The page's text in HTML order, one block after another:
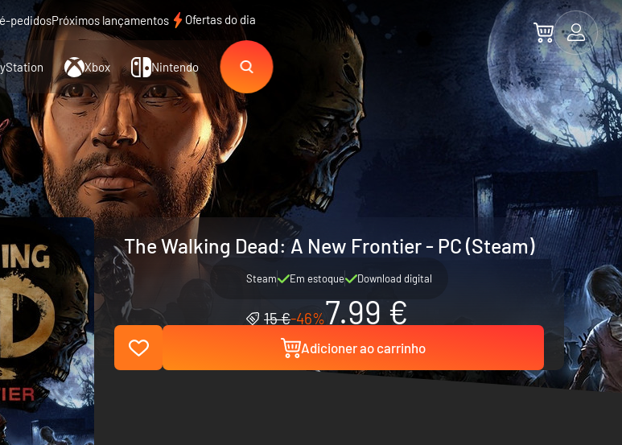
pedidosPróximos lançamentos Ofertas do dia
Xbox Nintendo
The Walking Dead: A New Frontier - PC (Steam)
Steam Em estoque Download digital
15 €-46%7.99 €
Adicioner ao carrinho